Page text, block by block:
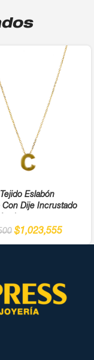
Eslabón
Con Dije Incrustado
$1,023,555